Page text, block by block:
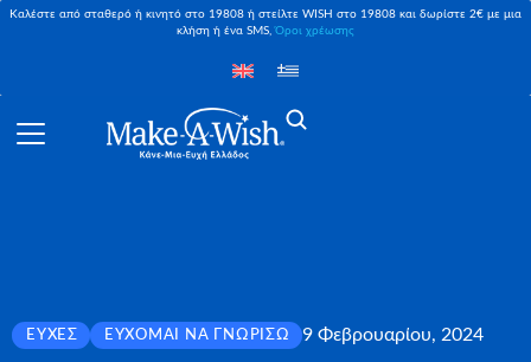
Καλέστε από σταθερό ή κινητό στο 19808 ή στείλτε WISH στο 19808 και δωρίστε 2€ με μια
κλήση ή ένα SMS,Όροι χρέωσης
ΕΥΧΈΣ ΕΎΧΟΜΑΙ ΝΑ ΓΝΩΡΊΣΩ 9 Φεβρουαρίου, 2024